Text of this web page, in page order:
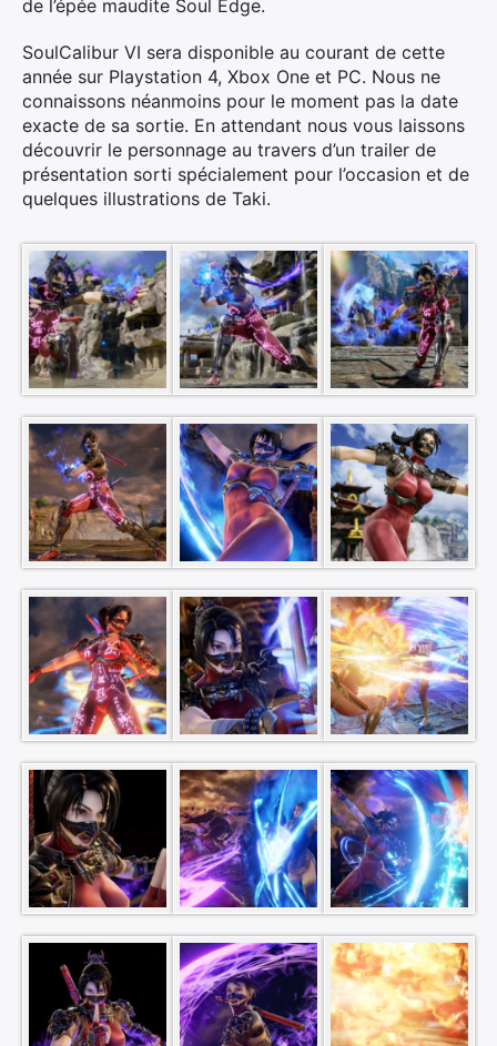
de l’épée maudite Soul Edge.
SoulCalibur VI sera disponible au courant de cette
année sur Playstation 4, Xbox One et PC. Nous ne
connaissons néanmoins pour le moment pas la date
exacte de sa sortie. En attendant nous vous laissons
découvrir le personnage au travers d’un trailer de
présentation sorti spécialement pour l’occasion et de
quelques illustrations de Taki.